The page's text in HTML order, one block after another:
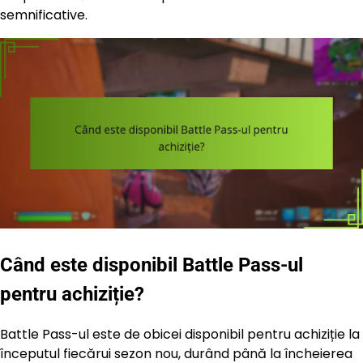
semnificative.
Când este disponibil Battle Pass-ul
pentru achiziție?
Battle Pass-ul este de obicei disponibil pentru achiziție la
începutul fiecărui sezon nou, durând până la încheierea